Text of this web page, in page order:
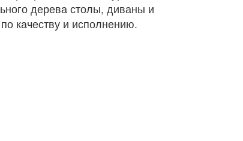
дерева столы, диваны и
качеству и исполнению.